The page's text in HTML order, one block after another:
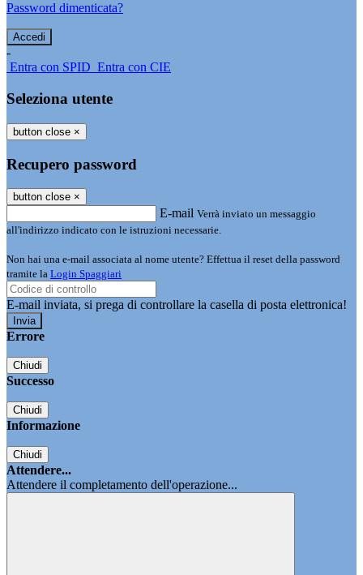
Password dimenticata?
-
Entra con SPID Entra con CIE
Seleziona utente
button close ×
Recupero password
button close ×
E-mail Verrà inviato un messaggio
all'indirizzo indicato con le istruzioni necessarie.
Non hai una e-mail associata al nome utente? Effettua il reset della password
tramite la Login Spaggiari
E-mail inviata, si prega di controllare la casella di posta elettronica!
Errore
Chiudi
Successo
Chiudi
Informazione
Chiudi
Attendere...
Attendere il completamento dell'operazione...